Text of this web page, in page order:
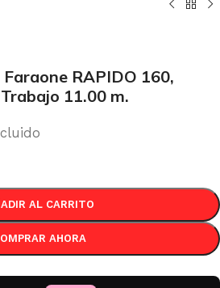
RAPIDO 160,
11.00 m.
AL CARRITO
AHORA